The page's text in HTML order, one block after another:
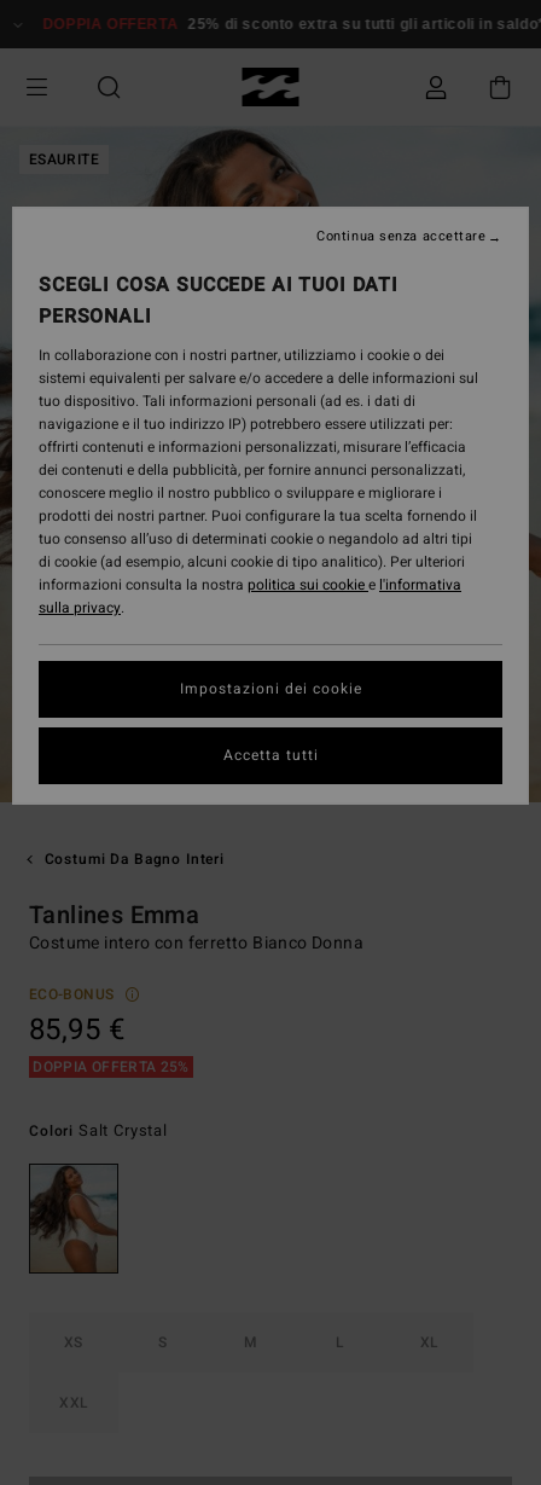
alle
prodotto
DOPPIA OFFERTA 25% di sconto extra su tutti gli articoli in saldo*
ESAURITE
Costumi Da Bagno Interi
Tanlines Emma
Costume intero con ferretto Bianco Donna
ECO-BONUS
85,95 €
DOPPIA OFFERTA 25%
Colori Salt Crystal
XS S M L XL
XXL
SCEGLI COSA SUCCEDE AI TUOI DATI
PERSONALI
In collaborazione con i nostri partner, utilizziamo i cookie o dei
sistemi equivalenti per salvare e/o accedere a delle informazioni sul
tuo dispositivo. Tali informazioni personali (ad es. i dati di
navigazione e il tuo indirizzo IP) potrebbero essere utilizzati per:
offrirti contenuti e informazioni personalizzati, misurare l’efficacia
dei contenuti e della pubblicità, per fornire annunci personalizzati,
conoscere meglio il nostro pubblico o sviluppare e migliorare i
prodotti dei nostri partner. Puoi configurare la tua scelta fornendo il
tuo consenso all’uso di determinati cookie o negandolo ad altri tipi
di cookie (ad esempio, alcuni cookie di tipo analitico). Per ulteriori
informazioni consulta la nostra politica sui cookiee l'informativa
sulla privacy.
Impostazioni dei cookie
Continua senza accettare
Accetta tutti